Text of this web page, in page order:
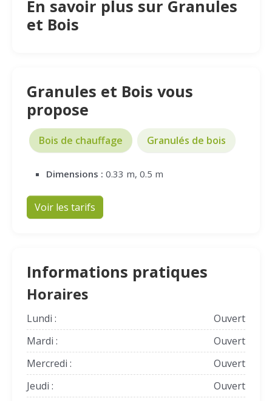
En savoir plus sur Granules
et Bois
Granules et Bois vous
propose
Bois de chauffage Granulés de bois
Dimensions : 0.33 m, 0.5 m
Voir les tarifs
Informations pratiques
Horaires
Lundi :
Ouvert
Mardi :
Ouvert
Mercredi :
Ouvert
Jeudi :
Ouvert